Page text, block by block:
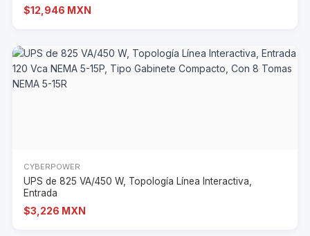
$12,946 MXN
CYBERPOWER
UPS de 825 VA/450 W, Topología Línea Interactiva,
Entrada
$3,226 MXN